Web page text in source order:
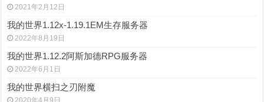
2021年2月12日
我的世界1.12x-1.19.1EM生存服务器
2022年8月19日
我的世界1.12.2阿斯加德RPG服务器
2022年6月1日
我的世界横扫之刃附魔
2020年4月9日